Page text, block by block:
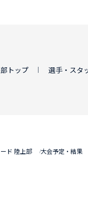
トップ 選手・スタ
ド 陸上部 大会予定・結果